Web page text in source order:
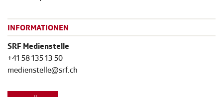
INFORMATIONEN
SRF Medienstelle
+41 58 135 13 50
medienstelle@srf.ch